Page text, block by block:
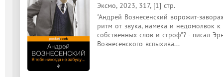
Эксмо, 2023, 317, [1] стр.
"Андрей Вознесенский ворожит-
ритм от звука, намека и недомолвок
собственных слов и строф"? - писал
Вознесенского вспыхива...